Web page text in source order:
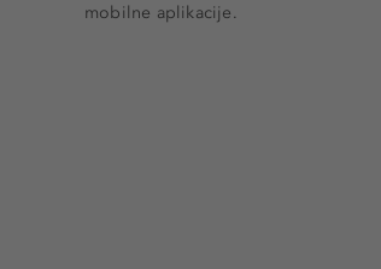
mobilne aplikacije.